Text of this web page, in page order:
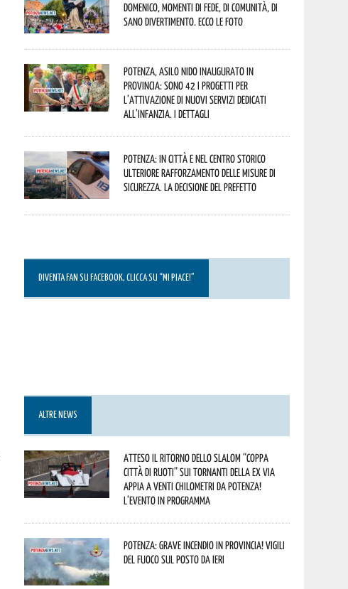
Domenico, momenti di fede, di comunità, di
sano divertimento. Ecco le foto
Potenza, asilo nido inaugurato in
provincia: sono 42 i progetti per
l’attivazione di nuovi servizi dedicati
all’infanzia. I dettagli
Potenza: in città e nel centro storico
ulteriore rafforzamento delle misure di
sicurezza. La decisione del Prefetto
DIVENTA FAN SU FACEBOOK, CLICCA SU “MI PIACE!”
ALTRE NEWS
Atteso il ritorno dello slalom “Coppa
Città di Ruoti” sui tornanti della ex via
Appia a venti chilometri da Potenza!
L’evento in programma
Potenza: grave incendio in Provincia! Vigili
del fuoco sul posto da ieri